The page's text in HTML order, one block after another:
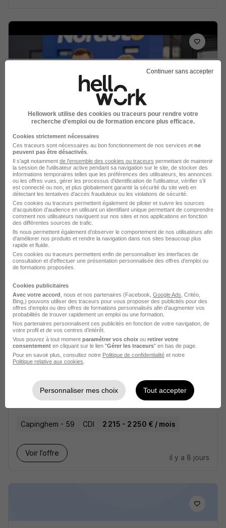
Mécanicien - Mécanicienne
Automobile H/F
Seclin - 59 CDI 25 000 - 29 500 € / an
Voir l’offre
Technicien - Technicienne Service
Rapide H/F
Norauto
Voir l’offre
il y a 8 jours
Mécanicien H/F
SALTI Super recruteur
Capinghem - 59 CDI 2 215 - 2 250 € / mois
Voir l’offre
il y a 8 jours
Continuer sans accepter
Hellowork utilise des cookies ou traceurs pour rendre votre
recherche d’emploi ou de formation encore plus efficace.
Cookies strictement nécessaires
Ces traceurs sont nécessaires au bon fonctionnement de nos services et ne
peuvent pas être désactivés
Il s'agit notamment de l'ensemble des cookies ou traceurs permettant de maintenir
la session de l'utilisateur active pendant sa navigation sur le site, de stocker des
informations temporaires telles que les préférences des utilisateurs, les annonces
ou les offres vues, gérer les processus d'identification de l'utilisateur, vérifier s'il
est connecté ou non, et plus globalement garantir la sécurité du site web en
détectant les tentatives d'accès frauduleux ou les violations de sécurité.
Ces cookies ou traceurs permettent également de piloter et suivre les sources
d'acquisition d'audience en utilisant un identifiant unique permettant de comprendre
comment nos utilisateurs naviguent sur nos sites et nos applications en fonction
des différentes sources de trafic.
Ils nous permettent également d’observer le comportement de nos utilisateurs afin
d'améliorer nos produits et rendre la navigation dans nos sites beaucoup plus
rapide et fluide.
Ces cookies ou traceurs permettent enfin de personnaliser les interfaces de
consultation et d'effectuer une présentation personnalisée des offres d'emploi ou
de formations proposées.
Cookies publicitaires
Avec votre accord , nous et nos partenaires (Facebook, Google Ads , Critéo,
Bing,) pouvons utiliser des traceurs pour vous proposer des publicités pour des
offres d’emploi ou des offres de formations personnalisés afin d’augmenter vos
probabilités de trouver rapidement un emploi ou une formation.
Nos partenaires personnalisent ces publicités en fonction de votre navigation, de
votre profil et de vos centres d’intérêt.
Vous pouvez à tout moment paramétrer vos choix ou retirer votre
consentement en cliquant sur le lien "Gérer les traceurs" en bas de page.
Pour en savoir plus, consultez notre Politique de confidentialité et notre
Politique relative aux cookies
Personnaliser mes choix Tout accepter